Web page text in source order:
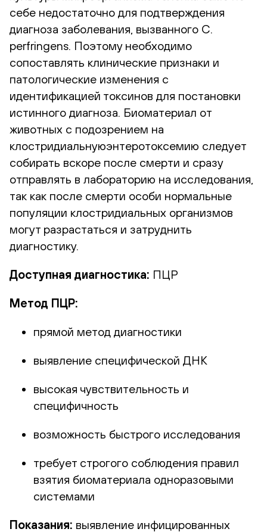
себе недостаточно для подтверждения
диагноза заболевания, вызванного C.
perfringens. Поэтому необходимо
сопоставлять клинические признаки и
патологические изменения с
идентификацией токсинов для постановки
истинного диагноза. Биоматериал от
животных с подозрением на
клостридиальнуюэнтеротоксемию следует
собирать вскоре после смерти и сразу
отправлять в лабораторию на исследования,
так как после смерти особи нормальные
популяции клостридиальных организмов
могут разрастаться и затруднить
диагностику.
Доступная диагностика: ПЦР
Метод ПЦР:
прямой метод диагностики
выявление специфической ДНК
высокая чувствительность и
специфичность
возможность быстрого исследования
требует строгого соблюдения правил
взятия биоматериала одноразовыми
системами
Показания: выявление инфицированных